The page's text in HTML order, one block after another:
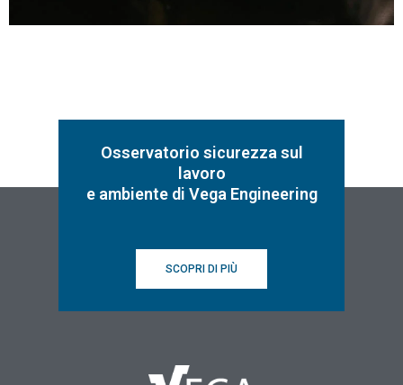
Osservatorio sicurezza sul
lavoro
e ambiente di Vega Engineering
SCOPRI DI PIÙ